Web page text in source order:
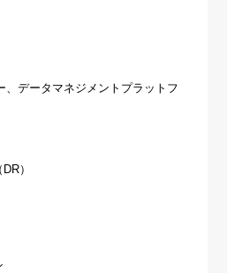
、データマネジメントプラットフ
）